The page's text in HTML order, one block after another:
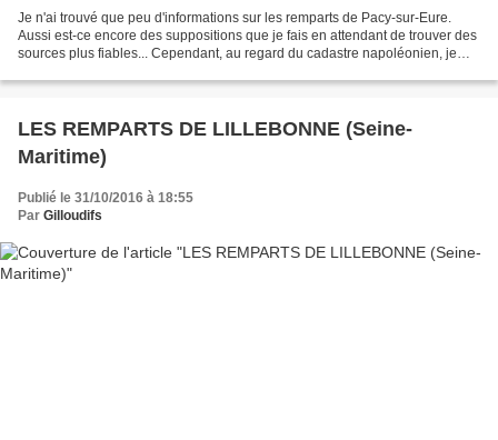
Je n'ai trouvé que peu d'informations sur les remparts de Pacy-sur-Eure.
Aussi est-ce encore des suppositions que je fais en attendant de trouver des
sources plus fiables... Cependant, au regard du cadastre napoléonien, je
LES REMPARTS DE LILLEBONNE (Seine-
Maritime)
Publié le 31/10/2016 à 18:55
Par Gilloudifs